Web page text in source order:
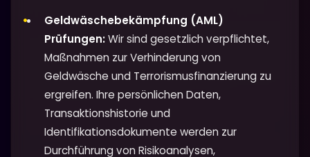
Geldwäschebekämpfung (AML)
Prüfungen:Wir sind gesetzlich verpflichtet,
Maßnahmen zur Verhinderung von
Geldwäsche und Terrorismusfinanzierung zu
ergreifen. Ihre persönlichen Daten,
Transaktionshistorie und
Identifikationsdokumente werden zur
Durchführung von Risikoanalysen,